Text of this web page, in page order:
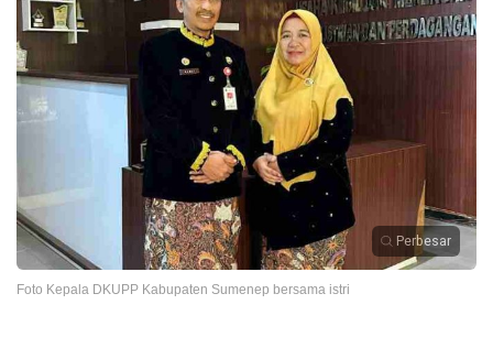
Perbesar
Foto Kepala DKUPP Kabupaten Sumenep bersama istri